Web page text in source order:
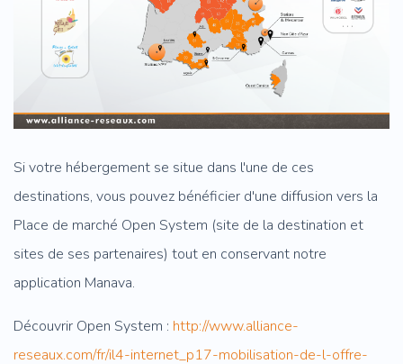
Si votre hébergement se situe dans l'une de ces
destinations, vous pouvez bénéficier d'une diffusion vers la
Place de marché Open System (site de la destination et
sites de ses partenaires) tout en conservant notre
application Manava.
Découvrir Open System : http://www.alliance-
reseaux.com/fr/il4-internet_p17-mobilisation-de-l-offre-